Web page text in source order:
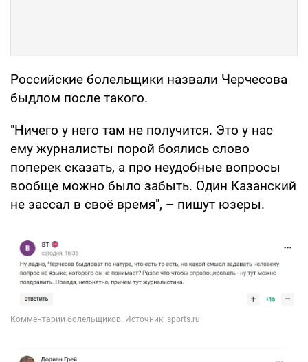
Российские болельщики назвали Черчесова
быдлом после такого.
"Ничего у него там не получится. Это у нас
ему журналисты порой боялись слово
поперек сказать, а про неудобные вопросы
вообще можно было забыть. Один Казанский
не зассал в своё время", – пишут юзеры.